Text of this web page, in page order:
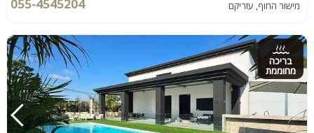
מישור החוף, עזריקם 055-4545204
בריכה
מחוממת